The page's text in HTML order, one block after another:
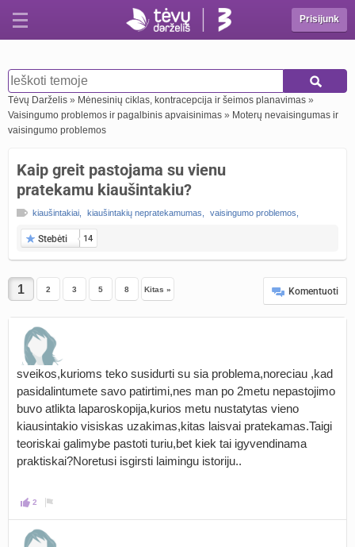
Prisijunk
Tėvų Darželis » Mėnesinių ciklas, kontracepcija ir šeimos planavimas »
Vaisingumo problemos ir pagalbinis apvaisinimas » Moterų nevaisingumas ir
vaisingumo problemos
Kaip greit pastojama su vienu
pratekamu kiaušintakiu?
kiaušintakiai kiaušintakių nepratekamumas vaisingumo problemos
Stebėti 14
2 3 5 8 Kitas » Komentuoti
sveikos,kurioms teko susidurti su sia problema,noreciau ,kad
pasidalintumete savo patirtimi,nes man po 2metu nepastojimo
buvo atlikta laparoskopija,kurios metu nustatytas vieno
kiausintakio visiskas uzakimas,kitas laisvai pratekamas.Taigi
teoriskai galimybe pastoti turiu,bet kiek tai igyvendinama
praktiskai?Noretusi isgirsti laimingu istoriju..
2